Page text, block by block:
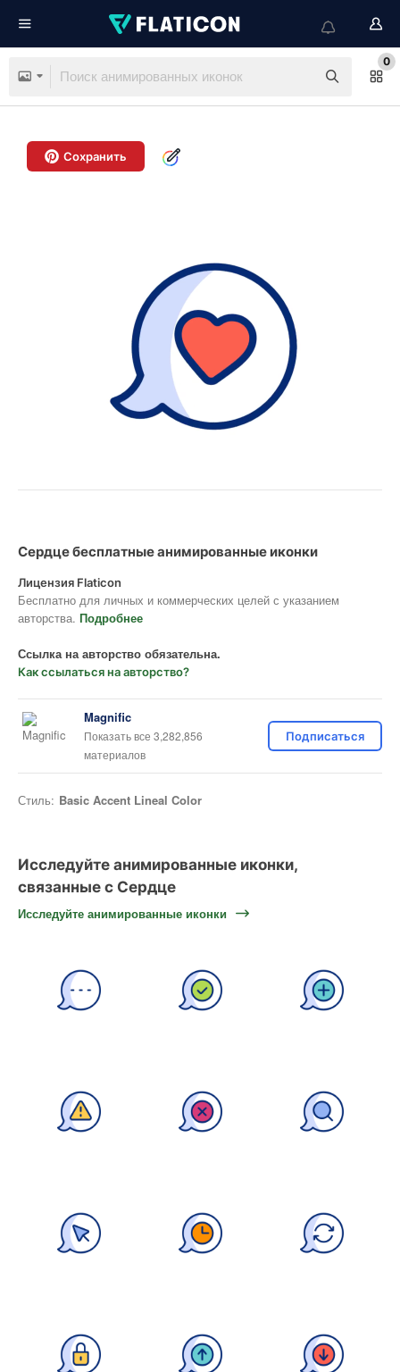
0
Сохранить
Сердце бесплатные анимированные иконки
Лицензия Flaticon
Бесплатно для личных и коммерческих целей с указанием
авторства. Подробнее
Ссылка на авторство обязательна.
Как ссылаться на авторство?
Magnific
Показать все 3,282,856
материалов
Подписаться
Стиль: Basic Accent Lineal Color
Исследуйте анимированные иконки,
связанные с Сердце
Исследуйте анимированные иконки